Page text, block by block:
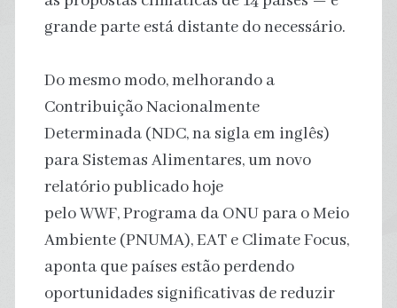
grande parte está distante do necessário.
Do mesmo modo, melhorando a
Contribuição Nacionalmente
Determinada (NDC, na sigla em inglês)
para Sistemas Alimentares, um novo
relatório publicado hoje
pelo WWF, Programa da ONU para o Meio
Ambiente (PNUMA), EAT e Climate Focus,
aponta que países estão perdendo
oportunidades significativas de reduzir